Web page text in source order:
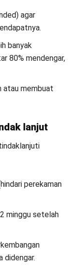
didengar.
terletak pada
situlah
panduan:
saat ini?
ke kantor
ini yang
ini ke